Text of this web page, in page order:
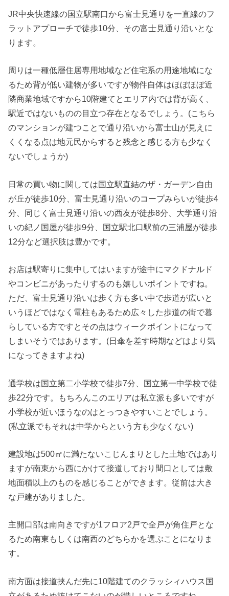
JR中央快速線の国立駅南口から富士見通りを一直線のフ
ラットアプローチで徒歩10分、その富士見通り沿いとな
ります。
周りは一種低層住居専用地域など住宅系の用途地域にな
るため背が低い建物が多いですが物件自体はほぼほぼ近
隣商業地域ですから10階建てとエリア内では背が高く、
駅近ではないものの目立つ存在となるでしょう。(こちら
のマンションが建つことで通り沿いから富士山が見えに
くくなる点は地元民からすると残念と感じる方も少なく
ないでしょうか)
日常の買い物に関しては国立駅直結のザ・ガーデン自由
が丘が徒歩10分、富士見通り沿いのコープみらいが徒歩4
分、同じく富士見通り沿いの西友が徒歩8分、大学通り沿
いの紀ノ国屋が徒歩9分、国立駅北口駅前の三浦屋が徒歩
12分など選択肢は豊かです。
お店は駅寄りに集中してはいますが途中にマクドナルド
やコンビニがあったりするのも嬉しいポイントですね。
ただ、富士見通り沿いは歩く方も多い中で歩道が広いと
いうほどではなく電柱もあるため広々した歩道の街で暮
らしている方ですとその点はウィークポイントになって
しまいそうではあります。(日傘を差す時期などはより気
になってきますよね)
通学校は国立第二小学校で徒歩7分、国立第一中学校で徒
歩22分です。もちろんこのエリアは私立派も多いですが
小学校が近いほうなのはとっつきやすいことでしょう。
(私立派でもそれは中学からという方も少なくない)
建設地は500㎡に満たないこじんまりとした土地ではあり
ますが南東から西にかけて接道しており間口としては敷
地面積以上のものを感じることができます。従前は大き
な戸建がありました。
主開口部は南向きですが1フロア2戸で全戸が角住戸とな
るため南東もしくは南西のどちらかを選ぶことになりま
す。
南方面は接道挟んだ先に10階建てのクラッシィハウス国